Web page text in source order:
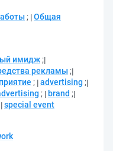
; Общая
имидж ;
рекламы ;
; advertising ;
; brand ;
special event